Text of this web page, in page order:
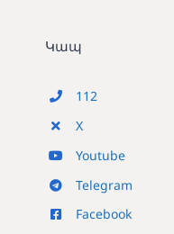
Կապ
112
X
Youtube
Telegram
Facebook